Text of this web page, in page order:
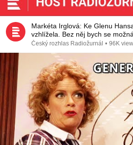
Markéta Irglová: Ke Glenu
vzhlížela. Bez něj bych se
Český rozhlas Radiožurnál • 96K